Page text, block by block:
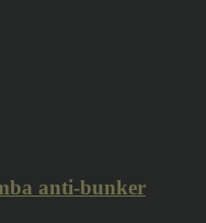
anti-bunker